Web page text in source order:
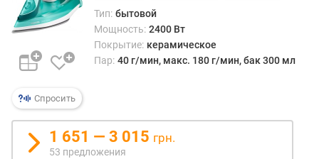
м
о
д
т
е
о
Спросить
Тип: бытовой
Мощность: 2400 Вт
Покрытие: керамическое
Пар: 40 г/мин, макс. 180 г/мин, бак 300 мл
1 651 — 3 015 грн.
53 предложения